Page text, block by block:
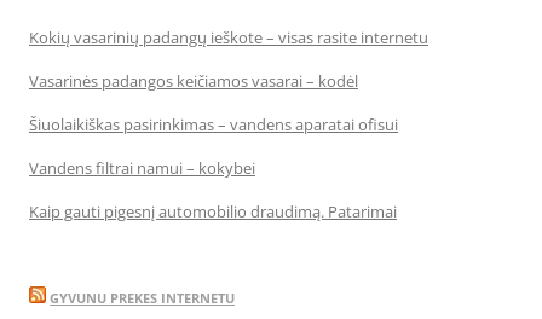
Kokių vasarinių padangų ieškote – visas rasite internetu
Vasarinės padangos keičiamos vasarai – kodėl
Šiuolaikiškas pasirinkimas – vandens aparatai ofisui
Vandens filtrai namui – kokybei
Kaip gauti pigesnį automobilio draudimą. Patarimai
GYVUNU PREKES INTERNETU